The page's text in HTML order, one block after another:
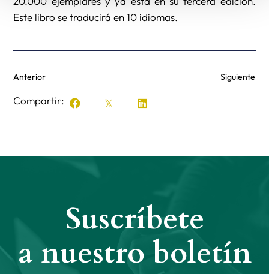
Este libro se traducirá en 10 idiomas.
Anterior Siguiente
Compartir:
Suscríbete
a nuestro boletín